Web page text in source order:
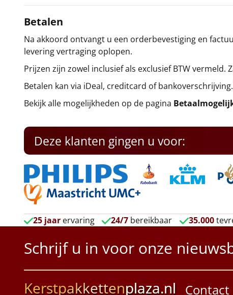
Betalen
Na akkoord ontvangt u een orderbevestiging en
levering vertraging oplopen.
Prijzen zijn zowel inclusief als exclusief BTW vermeld.
Betalen kan via iDeal, creditcard of
Bekijk alle mogelijkheden op de pagina
Deze klanten gingen u voor:
25 jaar ervaring 24/7 bereikbaar 35.000
Schrijf u in voor onze
Kerstpakkettenplaza.nl Contact